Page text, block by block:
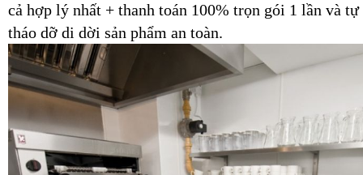
cả hợp lý nhất + thanh toán 100% trọn gói 1 lần và tự
tháo dỡ di dời sản phẩm an toàn.